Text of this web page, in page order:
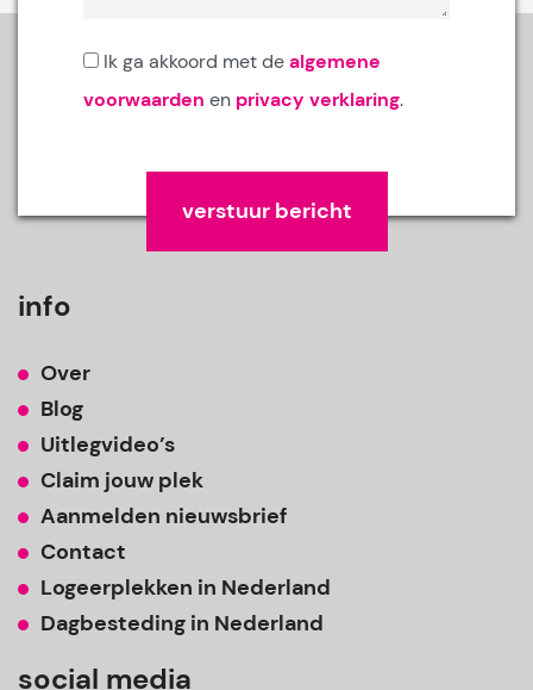
Ik ga akkoord met dealgemene
voorwaarden en privacy verklaring.
info
Over
Blog
Uitlegvideo’s
Claim jouw plek
Aanmelden nieuwsbrief
Contact
Logeerplekken in Nederland
Dagbesteding in Nederland
social media